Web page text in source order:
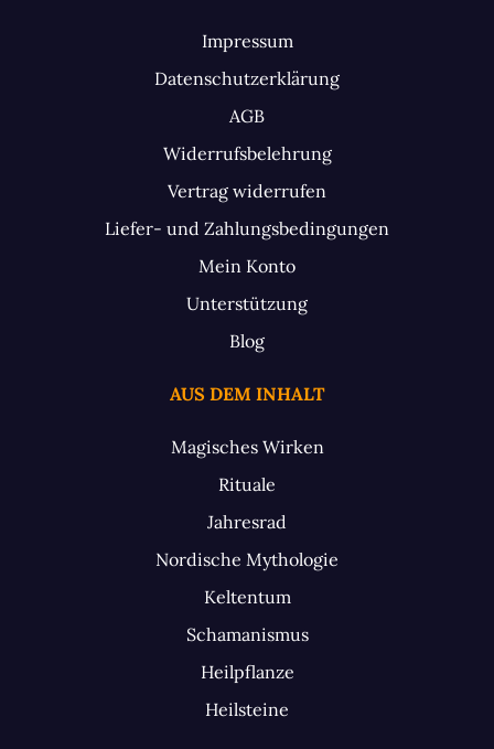
Impressum
Datenschutzerklärung
AGB
Widerrufsbelehrung
Vertrag widerrufen
Liefer- und Zahlungsbedingungen
Mein Konto
Unterstützung
Blog
AUS DEM INHALT
Magisches Wirken
Rituale
Jahresrad
Nordische Mythologie
Keltentum
Schamanismus
Heilpflanze
Heilsteine